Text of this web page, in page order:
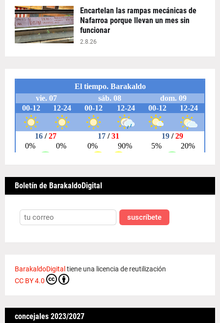
Encartelan las rampas mecánicas de
Nafarroa porque llevan un mes sin
funcionar
2.8.26
Boletín de BarakaldoDigital
suscríbete
BarakaldoDigital tiene una licencia de reutilización
CC BY 4.0
concejales 2023/2027